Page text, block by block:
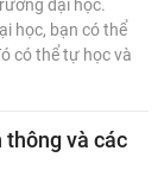
đại học.
học, bạn có thể
có thể tự học và
thông và các